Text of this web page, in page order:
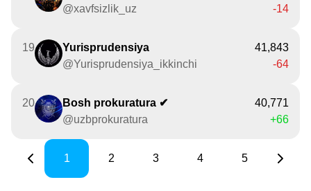
@xavfsizlik_uz
-14
19
Yurisprudensiya
@Yurisprudensiya_ikkinchi
41,843
-64
20
Bosh prokuratura ✔
@uzbprokuratura
40,771
+66
1 2 3 4 5